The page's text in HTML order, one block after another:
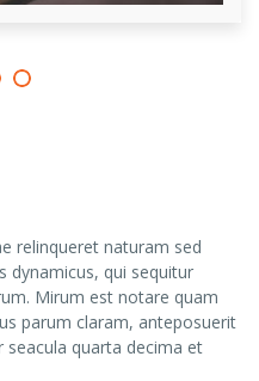
relinqueret naturam sed
dynamicus, qui sequitur
Mirum est notare quam
parum claram, anteposuerit
quarta decima et